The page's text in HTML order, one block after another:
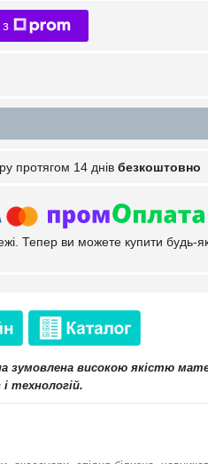
протягом 14 днів безкоштовно
Тепер ви можете купити будь-
зумовлена високою якістю
технологій.